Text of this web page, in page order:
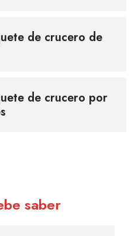
de crucero de
de crucero por
saber